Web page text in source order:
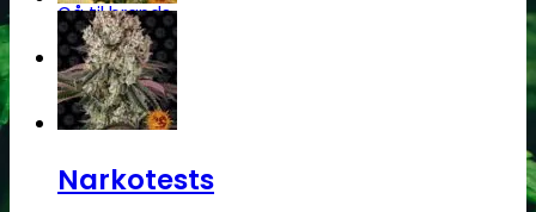
Gå til brands
Narkotests
Narkotests